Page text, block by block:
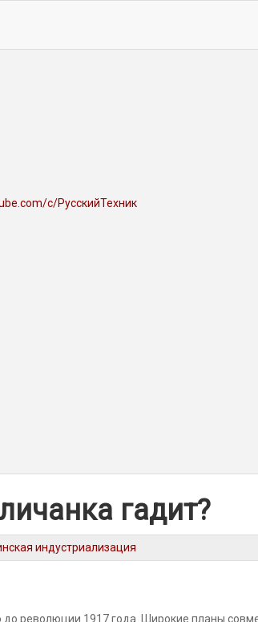
c/РусскийТехник
гадит?
индустриализация
до революции 1917 года. Широкие планы